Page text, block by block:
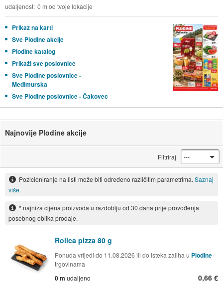
udaljenost 0 m od tvoje lokacije
Prikaz na karti
Sve Plodine akcije
Plodine katalog
Prikaži sve poslovnice
Sve Plodine poslovnice -
Međimurska
Sve Plodine poslovnice - Čakovec
Najnovije Plodine akcije
Filtriraj
Pozicioniranje na listi može biti određeno različitim parametrima. Saznaj
više.
* najniža cijena proizvoda u razdoblju od 30 dana prije provođenja
posebnog oblika prodaje.
Rolica pizza 80 g
Ponuda vrijedi do 11.08.2026 ili do isteka zaliha u Plodine
trgovinama
0 m udaljeno 0,66 €